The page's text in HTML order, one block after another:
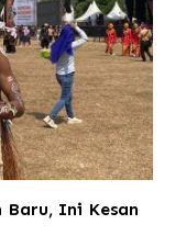
Baru, Ini Kesan